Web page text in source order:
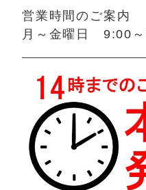
営業時間のご案内
月～金曜日 9:00